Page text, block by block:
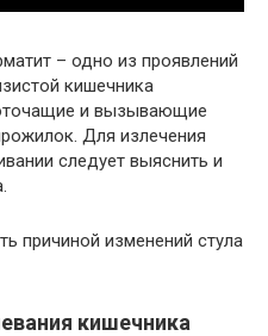
– одно из проявлений
кишечника
и вызывающие
Для излечения
следует выяснить и
причиной изменений стула
кишечника